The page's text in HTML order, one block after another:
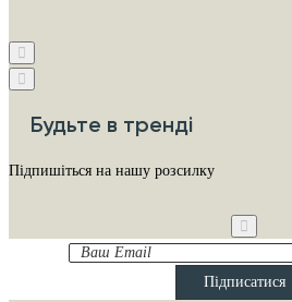
Будьте в тренді
Підпишіться на нашу розсилку
Ваш
Підписатися